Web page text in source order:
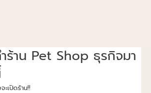
ร้าน Pet Shop ธุรกิจมา
ะเปิดร้าน!!